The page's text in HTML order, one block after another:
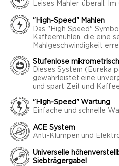
Leises Mahlen überall:
"High-Speed" Mahlen
Das "High Speed"
Kaffeemühlen, die eine
Mahlgeschwindigkeit
Stufenlose
Dieses System (Eureka
gewährleistet eine
und spart Zeit und
"High-Speed" Wartung
Einfache und schnelle
ACE System
Anti-Klumpen und
Universelle
Siebträgergabel